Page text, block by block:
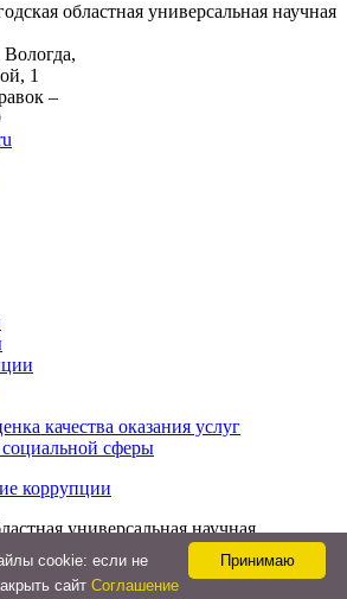
областная универсальная научная
1
–
качества оказания услуг
сферы
коррупции
универсальная научная
Принимаю
cookie: если не
сайт Соглашение